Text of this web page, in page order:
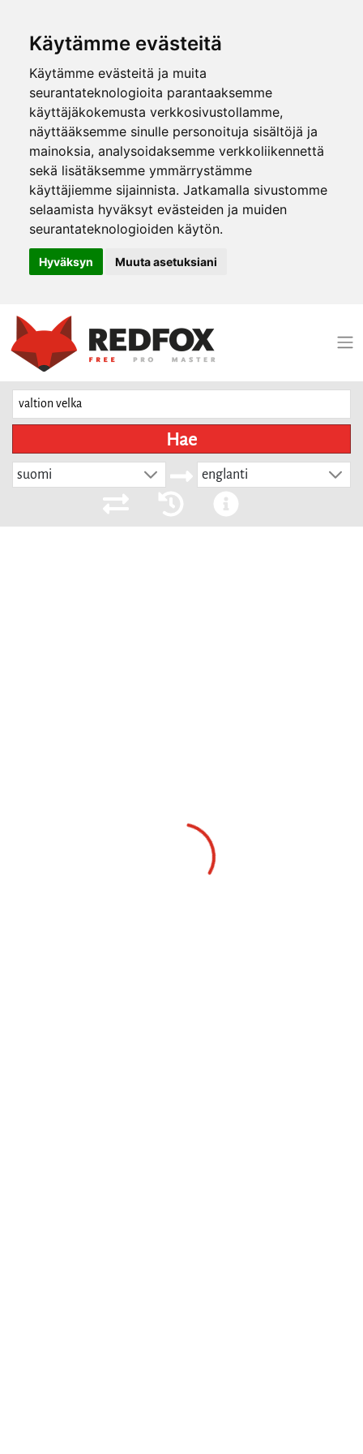
Käytämme evästeitä
Käytämme evästeitä ja muita
seurantateknologioita parantaaksemme
käyttäjäkokemusta verkkosivustollamme,
näyttääksemme sinulle personoituja sisältöjä ja
mainoksia, analysoidaksemme verkkoliikennettä
sekä lisätäksemme ymmärrystämme
käyttäjiemme sijainnista. Jatkamalla sivustomme
selaamista hyväksyt evästeiden ja muiden
seurantateknologioiden käytön.
Hyväksyn Muuta asetuksiani
Hae
suomi englanti